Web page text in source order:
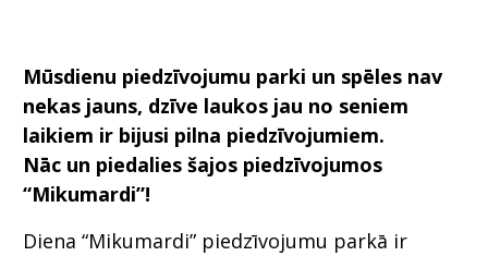
Mūsdienu piedzīvojumu parki un spēles nav
nekas jauns, dzīve laukos jau no seniem
laikiem ir bijusi pilna piedzīvojumiem.
Nāc un piedalies šajos piedzīvojumos
“Mikumardi”!
Diena “Mikumardi” piedzīvojumu parkā ir